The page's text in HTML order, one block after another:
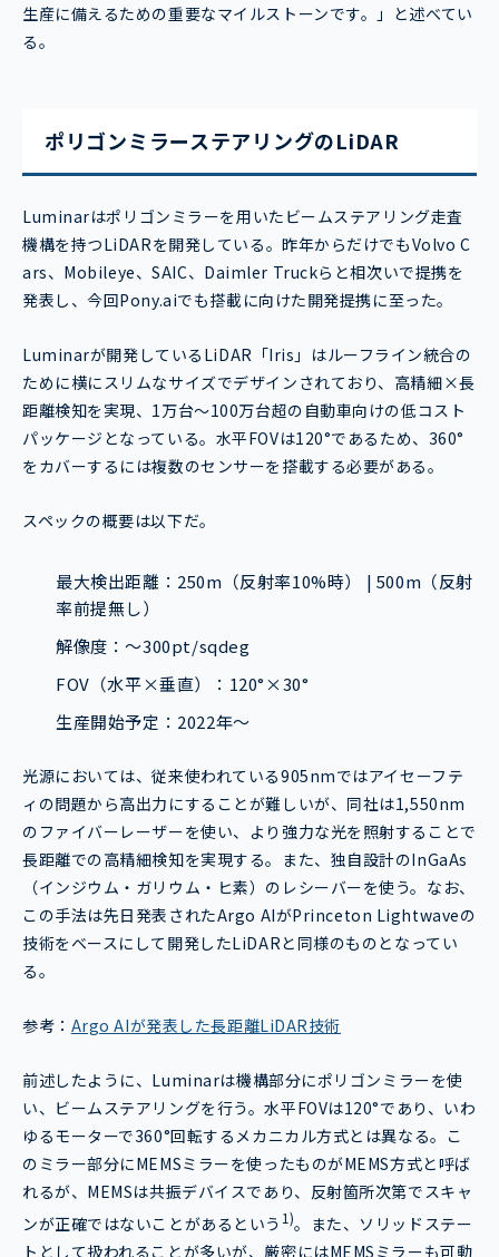
生産に備えるための重要なマイルストーンです。」と述べてい
る。
ポリゴンミラーステアリングのLiDAR
Luminarはポリゴンミラーを用いたビームステアリング走査
機構を持つLiDARを開発している。昨年からだけでもVolvo C
ars、Mobileye、SAIC、Daimler Truckらと相次いで提携を
発表し、今回Pony.aiでも搭載に向けた開発提携に至った。
Luminarが開発しているLiDAR「Iris」はルーフライン統合の
ために横にスリムなサイズでデザインされており、高精細×長
距離検知を実現、1万台～100万台超の自動車向けの低コスト
パッケージとなっている。水平FOVは120°であるため、360°
をカバーするには複数のセンサーを搭載する必要がある。
スペックの概要は以下だ。
最大検出距離：250m（反射率10%時） | 500m（反射
率前提無し）
解像度：～300pt/sqdeg
FOV（水平×垂直）：120°×30°
生産開始予定：2022年～
光源においては、従来使われている905nmではアイセーフテ
ィの問題から高出力にすることが難しいが、同社は1,550nm
のファイバーレーザーを使い、より強力な光を照射することで
長距離での高精細検知を実現する。また、独自設計のInGaAs
（インジウム・ガリウム・ヒ素）のレシーバーを使う。なお、
この手法は先日発表されたArgo AIがPrinceton Lightwaveの
技術をベースにして開発したLiDARと同様のものとなってい
る。
参考： Argo AIが発表した長距離LiDAR技術
前述したように、Luminarは機構部分にポリゴンミラーを使
い、ビームステアリングを行う。水平FOVは120°であり、いわ
ゆるモーターで360°回転するメカニカル方式とは異なる。こ
のミラー部分にMEMSミラーを使ったものがMEMS方式と呼ば
れるが、MEMSは共振デバイスであり、反射箇所次第でスキャ
ンが正確ではないことがあるという 1)。また、ソリッドステー
トとして扱われることが多いが、厳密にはMEMSミラーも可動